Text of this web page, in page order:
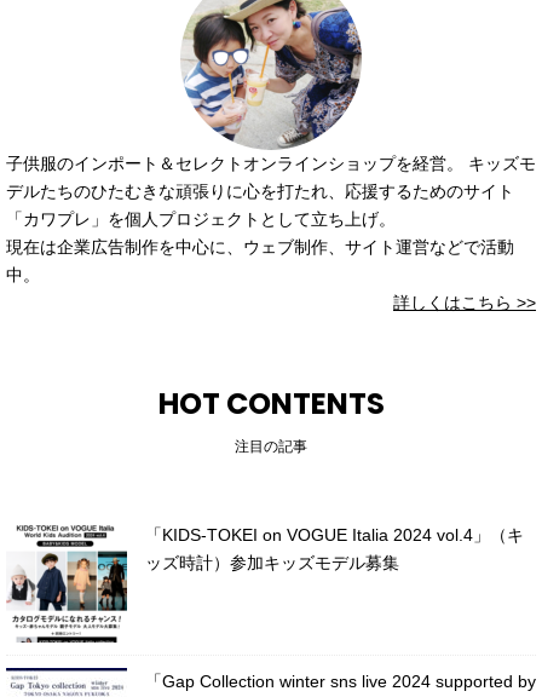
子供服のインポート＆セレクトオンラインショップを経営。 キッズモ
デルたちのひたむきな頑張りに心を打たれ、応援するためのサイト
「カワプレ」を個人プロジェクトとして立ち上げ。
現在は企業広告制作を中心に、ウェブ制作、サイト運営などで活動
中。
詳しくはこちら >>
HOT CONTENTS
注目の記事
「KIDS-TOKEI on VOGUE Italia 2024 vol.4」（キ
ッズ時計）参加キッズモデル募集
「Gap Collection winter sns live 2024 supported by